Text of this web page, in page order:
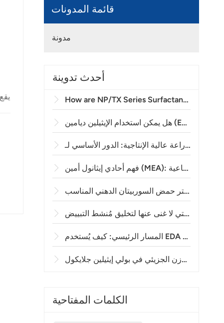
قائمة المدونات
مدونة
أحدث تدوينة
How are NP/TX Series Surfactants Applied in Agricultural Emulsifiable Concentrates (EC)?
فهم أحادي إيثانول أمين (MEA): المادة الأساسية في إزالة الكبريت الصناعية
الكلمات المفتاحية